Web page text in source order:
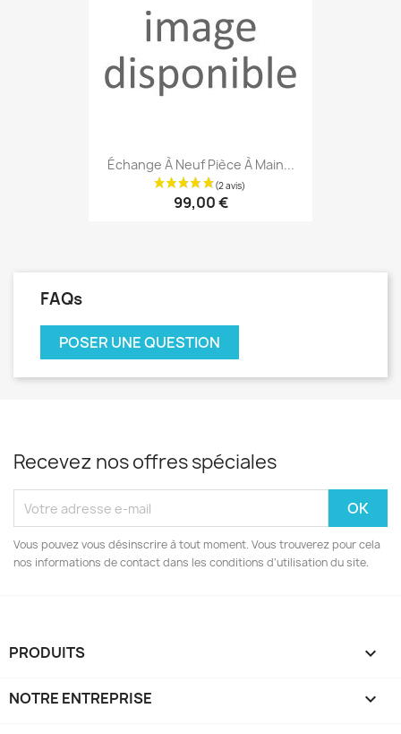
Échange À Neuf Pièce À Main...
99,00 €
FAQs
POSER UNE QUESTION
Recevez nos offres spéciales
Vous pouvez vous désinscrire à tout moment. Vous trouverez pour cela
nos informations de contact dans les conditions d'utilisation du site.
PRODUITS 
NOTRE ENTREPRISE 